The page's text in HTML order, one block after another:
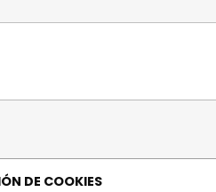
DE COOKIES